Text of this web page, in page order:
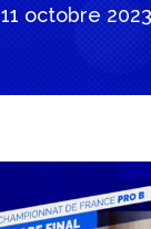
11 octobre 2023